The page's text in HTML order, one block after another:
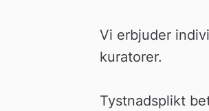
Vi erbjuder
kuratorer.
Tystnadsplikt